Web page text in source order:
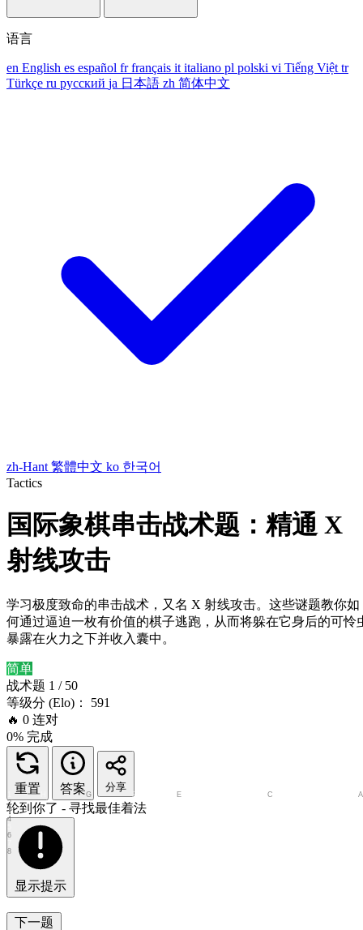
语言
en English es español fr français it italiano pl polski vi Tiếng Việt tr
Türkçe ru русский ja 日本語 zh 简体中文
zh-Hant 繁體中文 ko 한국어
Tactics
国际象棋串击战术题：精通 X
射线攻击
学习极度致命的串击战术，又名 X 射线攻击。这些谜题教你如
何通过逼迫一枚有价值的棋子逃跑，从而将躲在它身后的可怜
暴露在火力之下并收入囊中。
简单
战术题 1 / 50
等级分 (Elo)： 591
🔥 0 连对
0% 完成
重置 答案 分享
2
3
4
6
8
A
C
E
F
G
H
轮到你了 - 寻找最佳着法
显示提示
下一题